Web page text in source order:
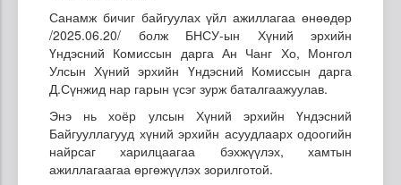
Санамж бичиг байгуулах үйл ажиллагаа өнөөдөр
/2025.06.20/ болж БНСУ-ын Хүний эрхийн
Үндэсний Комиссын дарга Ан Чанг Хо, Монгол
Улсын Хүний эрхийн Үндэсний Комиссын дарга
Д.Сүнжид нар гарын үсэг зурж баталгаажуулав.
Энэ нь хоёр улсын Хүний эрхийн Үндэсний
Байгууллагууд хүний эрхийн асуудлаарх одоогийн
найрсаг харилцаагаа бэхжүүлэх, хамтын
ажиллагаагаа өргөжүүлэх зорилготой.